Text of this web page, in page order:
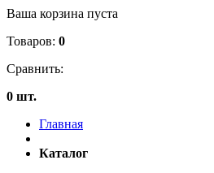
Ваша корзина пуста
Товаров: 0
Сравнить:
0 шт.
Главная
Каталог